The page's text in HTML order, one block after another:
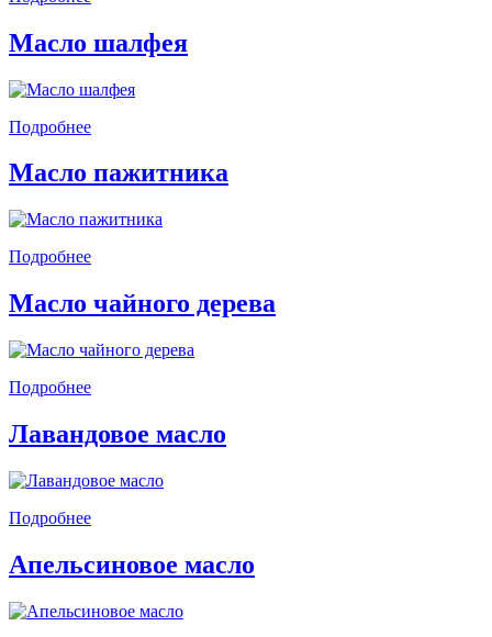
Масло шалфея
Подробнее
Масло пажитника
Подробнее
Масло чайного дерева
Подробнее
Лавандовое масло
Подробнее
Апельсиновое масло